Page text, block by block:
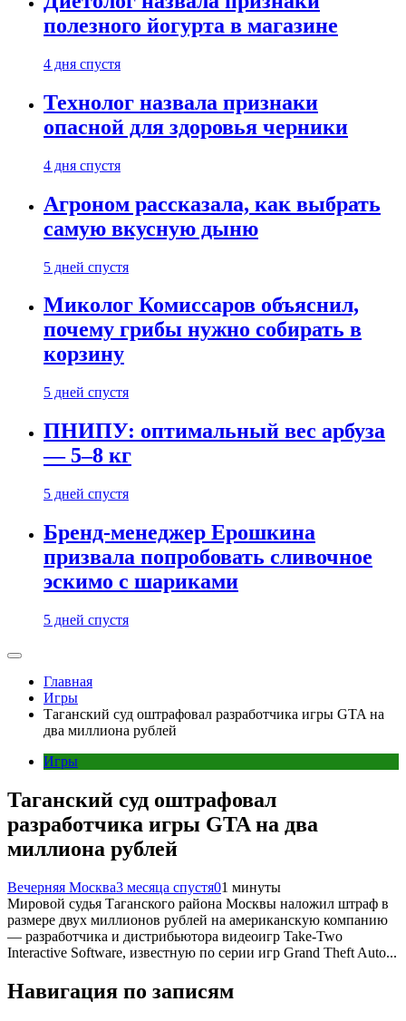
полезного йогурта в магазине
4 дня спустя
Технолог назвала признаки
опасной для здоровья черники
4 дня спустя
Агроном рассказала, как выбрать
самую вкусную дыню
5 дней спустя
Миколог Комиссаров объяснил,
почему грибы нужно собирать в
корзину
5 дней спустя
ПНИПУ: оптимальный вес арбуза
— 5–8 кг
5 дней спустя
Бренд-менеджер Ерошкина
призвала попробовать сливочное
эскимо с шариками
5 дней спустя
Главная
Игры
Таганский суд оштрафовал разработчика игры GTA на
два миллиона рублей
Игры
Таганский суд оштрафовал
разработчика игры GTA на два
миллиона рублей
Вечерняя Москва3 месяца спустя01 минуты
Мировой судья Таганского района Москвы наложил штраф в
размере двух миллионов рублей на американскую компанию
— разработчика и дистрибьютора видеоигр Take-Two
Interactive Software, известную по серии игр Grand Theft Auto...
Навигация по записям